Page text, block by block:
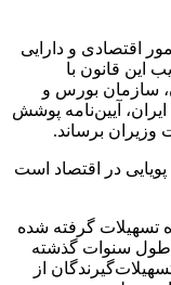
وزارت امور اقتصادی و دارایی
قانون با
سازمان بورس و
آیین‌نامه پوشش
وزیران برساند.
در اقتصاد است
این قانون درباره تسهیلات گرفته شده
طول سنوات گذشته
از